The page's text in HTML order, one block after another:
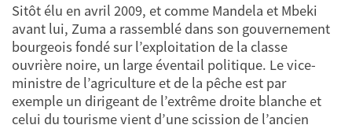
Sitôt élu en avril 2009, et comme Mandela et Mbeki
avant lui, Zuma a rassemblé dans son gouvernement
bourgeois fondé sur l’exploitation de la classe
ouvrière noire, un large éventail politique. Le vice-
ministre de l’agriculture et de la pêche est par
exemple un dirigeant de l’extrême droite blanche et
celui du tourisme vient d’une scission de l’ancien